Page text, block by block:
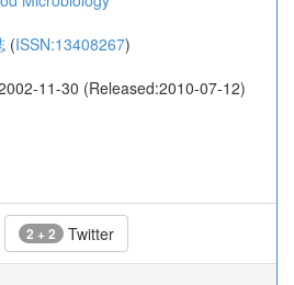
(ISSN:13408267)
11-30 (Released:2010-07-12)
2 + 2 Twitter